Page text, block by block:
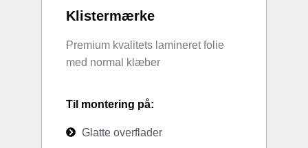
Klistermærke
Premium kvalitets lamineret folie
med normal klæber
Til montering på:
Glatte overflader